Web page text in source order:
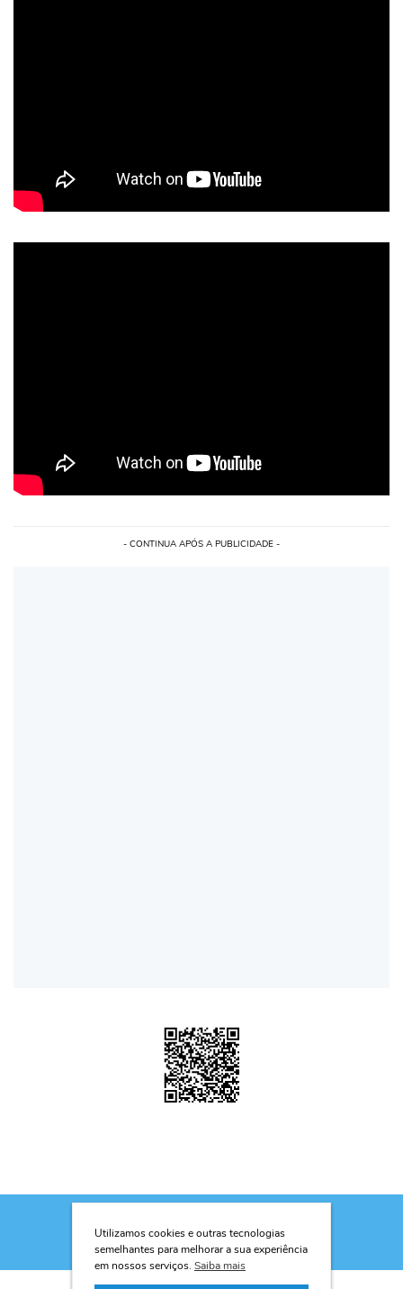
Utilizamos cookies e outras tecnologias
semelhantes para melhorar a sua experiência
em nossos serviços. Saiba mais
- CONTINUA APÓS A PUBLICIDADE -